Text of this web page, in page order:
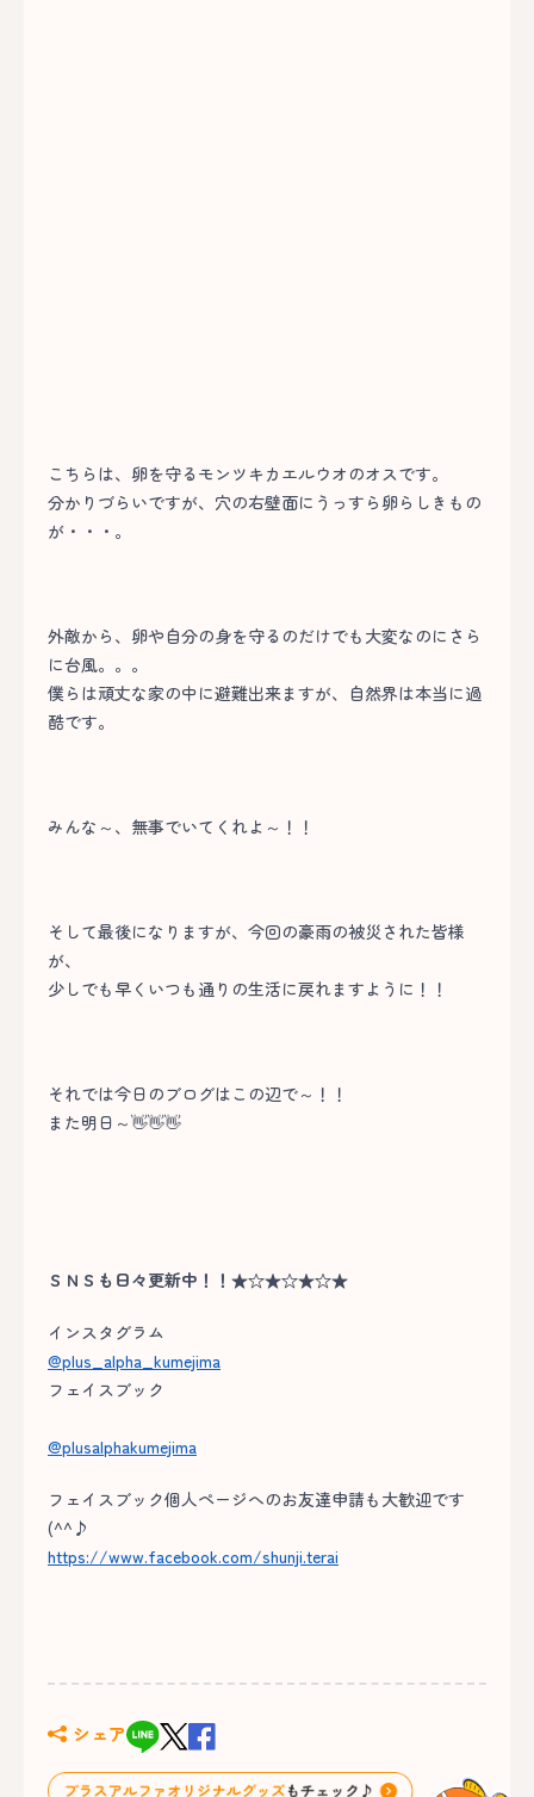
こちらは、卵を守るモンツキカエルウオのオスです。
分かりづらいですが、穴の右壁面にうっすら卵らしきもの
が・・・。
外敵から、卵や自分の身を守るのだけでも大変なのにさら
に台風。。。
僕らは頑丈な家の中に避難出来ますが、自然界は本当に過
酷です。
みんな～、無事でいてくれよ～！！
そして最後になりますが、今回の豪雨の被災された皆様
が、
少しでも早くいつも通りの生活に戻れますように！！
それでは今日のブログはこの辺で～！！
また明日～👋👋👋
ＳＮＳも日々更新中！！★☆★☆★☆★
インスタグラム
@plus_alpha_kumejima
フェイスブック
@plusalphakumejima
フェイスブック個人ページへのお友達申請も大歓迎です
(^^♪
https://www.facebook.com/shunji.terai
シェア